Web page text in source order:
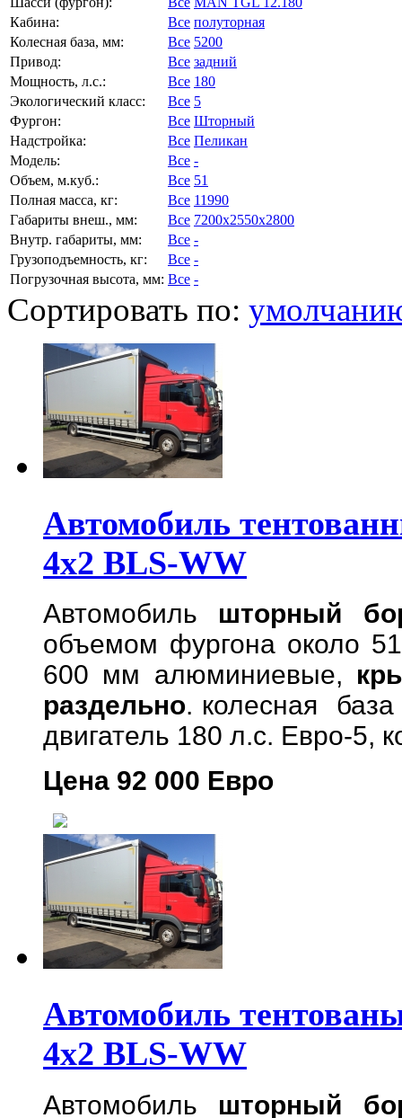
Кабина:
Все полуторная
Колесная база, мм:
Все 5200
Привод:
Все задний
Мощность, л.с.:
Все 180
Экологический класс:
Все 5
Фургон:
Все Шторный
Надстройка:
Все Пеликан
Модель:
Все -
Объем, м.куб.:
Все 51
Полная масса, кг:
Все 11990
Габариты внеш., мм:
Все 7200x2550x2800
Внутр. габариты, мм:
Все -
Грузоподъемность, кг:
Все -
Погрузочная высота, мм: Все -
Сортировать по:
Автомобиль
4x2 BLS-WW
Автомобиль шторный
объемом фургона около
600 мм алюминиевые,
раздельно. колесная
двигатель 180 л.с. Евро-5,
Цена 92 000 Евро
Автомобиль
4x2 BLS-WW
Автомобиль шторный